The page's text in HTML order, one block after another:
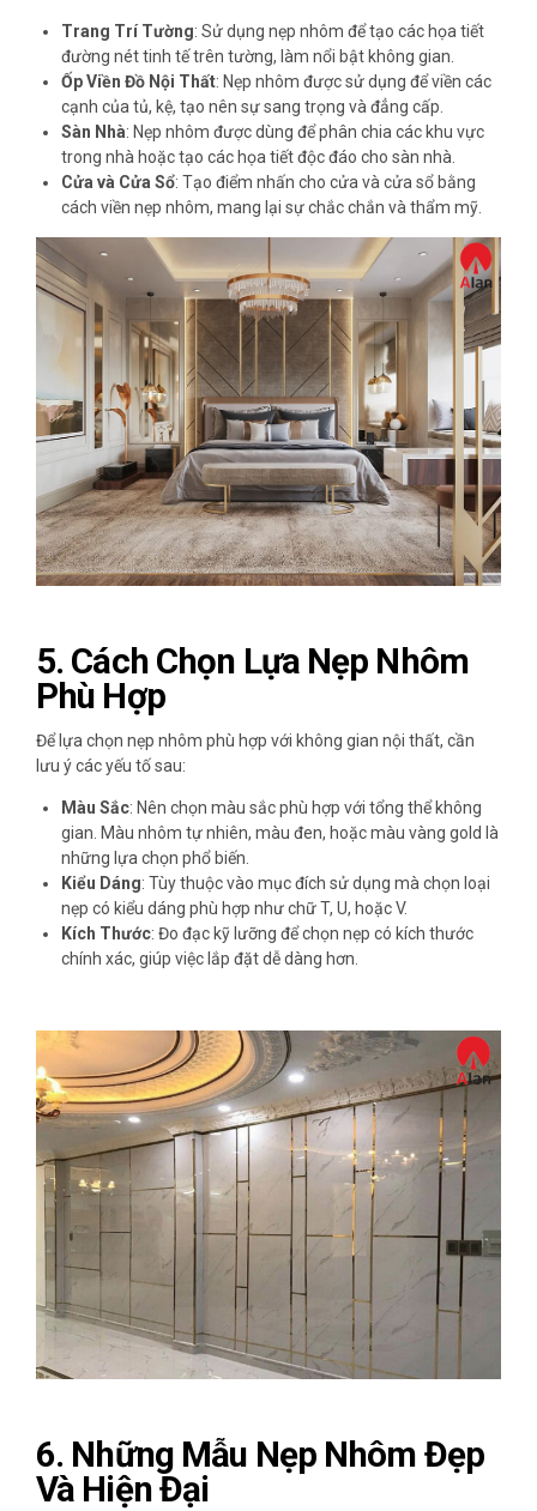
Trang Trí Tường: Sử dụng nẹp nhôm để tạo các họa tiết
đường nét tinh tế trên tường, làm nổi bật không gian.
Ốp Viền Đồ Nội Thất: Nẹp nhôm được sử dụng để viền các
cạnh của tủ, kệ, tạo nên sự sang trọng và đẳng cấp.
Sàn Nhà: Nẹp nhôm được dùng để phân chia các khu vực
trong nhà hoặc tạo các họa tiết độc đáo cho sàn nhà.
Cửa và Cửa Sổ: Tạo điểm nhấn cho cửa và cửa sổ bằng
cách viền nẹp nhôm, mang lại sự chắc chắn và thẩm mỹ.
5. Cách Chọn Lựa Nẹp Nhôm
Phù Hợp
Để lựa chọn nẹp nhôm phù hợp với không gian nội thất, cần
lưu ý các yếu tố sau:
Màu Sắc: Nên chọn màu sắc phù hợp với tổng thể không
gian. Màu nhôm tự nhiên, màu đen, hoặc màu vàng gold là
những lựa chọn phổ biến.
Kiểu Dáng: Tùy thuộc vào mục đích sử dụng mà chọn loại
nẹp có kiểu dáng phù hợp như chữ T, U, hoặc V.
Kích Thước: Đo đạc kỹ lưỡng để chọn nẹp có kích thước
chính xác, giúp việc lắp đặt dễ dàng hơn.
6. Những Mẫu Nẹp Nhôm Đẹp
Và Hiện Đại